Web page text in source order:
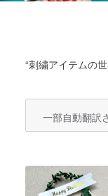
“刺繍アイテムの
一部自動翻訳